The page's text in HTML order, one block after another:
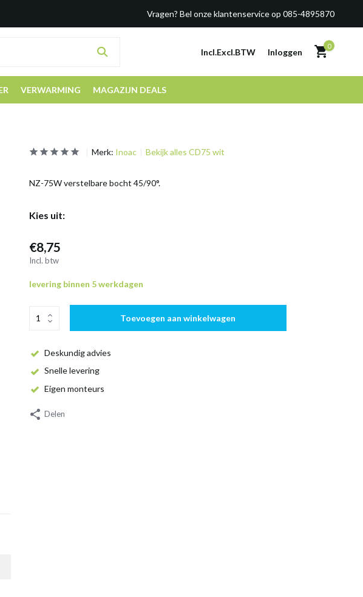
Vragen? Bel onze klantenservice op 085-4895870
Incl.Excl.BTW Inloggen
0
VERWARMING MAGAZIJN DEALS
Merk: Inoac Bekijk alles CD75 wit
NZ-75W verstelbare bocht 45/90°.
Kies uit:
€8,75
Incl. btw
levering binnen 5 werkdagen
Toevoegen aan winkelwagen
Deskundig advies
Snelle levering
Eigen monteurs
Delen